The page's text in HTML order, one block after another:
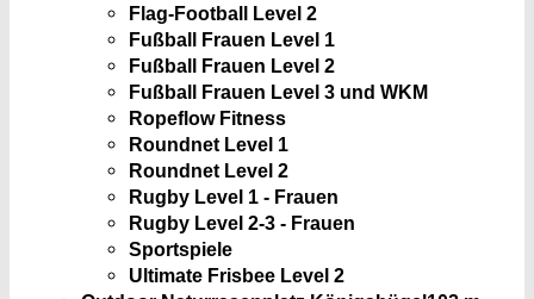
Flag-Football Level 2
Fußball Frauen Level 1
Fußball Frauen Level 2
Fußball Frauen Level 3 und WKM
Ropeflow Fitness
Roundnet Level 1
Roundnet Level 2
Rugby Level 1 - Frauen
Rugby Level 2-3 - Frauen
Sportspiele
Ultimate Frisbee Level 2